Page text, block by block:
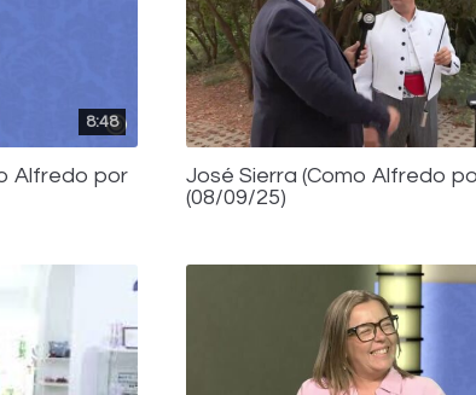
8:48
Alfredo por
José Sierra (Como Alfredo
(08/09/25)